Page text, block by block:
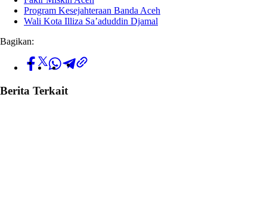
Program Kesejahteraan Banda Aceh
Wali Kota Illiza Sa’aduddin Djamal
Bagikan:
Berita Terkait